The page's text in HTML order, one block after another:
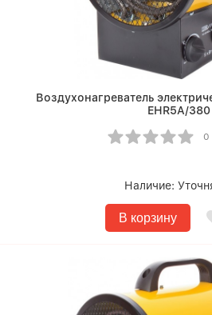
Воздухонагреватель
EHR5A/380
0
Наличие:
В корзину